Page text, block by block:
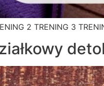
2 TRENING 3